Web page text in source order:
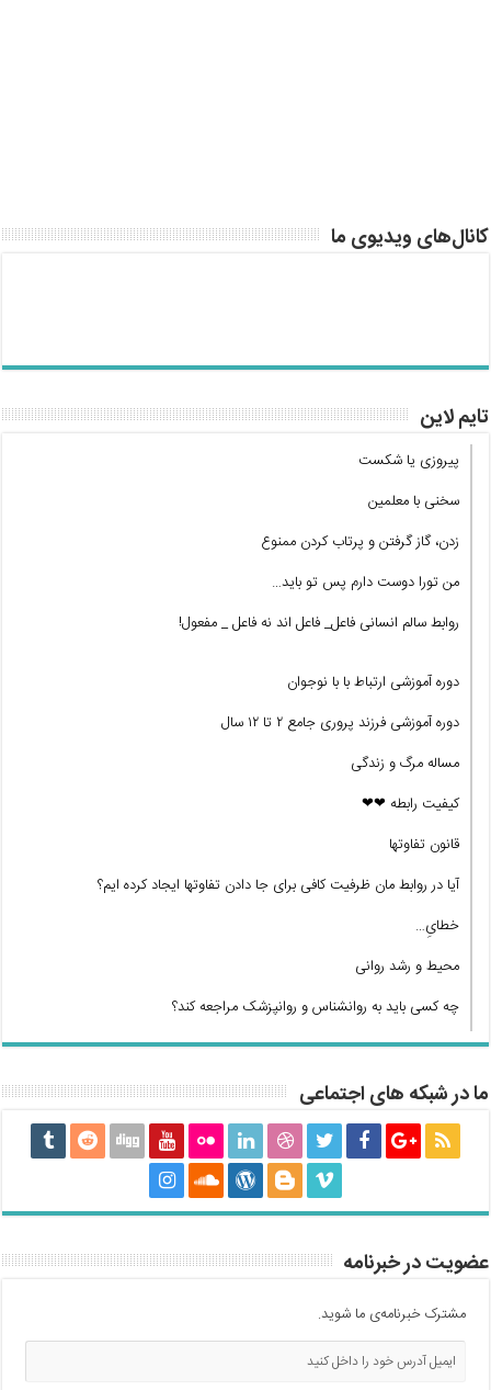
کانال‌های ویدیوی ما
تایم لاین
پیروزی یا شکست
سخنی با معلمین
زدن، گاز گرفتن و پرتاب کردن ممنوع
من تورا دوست دارم پس تو باید…
روابط سالم انسانی فاعل_ فاعل اند نه فاعل _ مفعول!
دوره آموزشی ارتباط با با نوجوان
دوره آموزشی فرزند پروری جامع ۲ تا ۱۲ سال
مساله مرگ و زندگی
کیفیت رابطه ❤❤
قانون تفاوتها
آیا در روابط مان ظرفیت کافی برای جا دادن تفاوتها ایجاد کرده ایم؟
خطایِ…
محیط و رشد روانی
چه کسی باید به روانشناس و روانپزشک مراجعه کند؟
ما در شبکه های اجتماعی
عضویت در خبرنامه
مشترک خبرنامه‌ی ما شوید.